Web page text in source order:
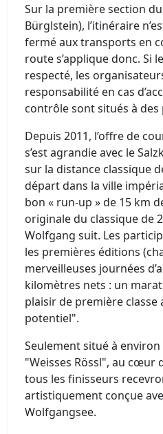
Sur la première section
Bürglstein), l’itinéraire
fermé aux transports en
route s’applique donc. Si
respecté, les
responsabilité en cas
contrôle sont situés à
Depuis 2011, l’offre de
s’est agrandie avec le
sur la distance classique
départ dans la ville
bon « run-up » de 15 km
originale du classique de
Wolfgang suit. Les
les premières éditions
merveilleuses journées
kilomètres nets : un
plaisir de première classe
potentiel".
Seulement situé à
"Weisses Rössl", au cœur
tous les finisseurs
artistiquement conçue
Wolfgangsee.